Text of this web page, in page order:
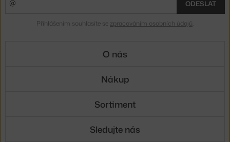
ODESLAT
Přihlášením souhlasíte se zpracováním osobních údajů
O nás
Nákup
Sortiment
Sledujte nás